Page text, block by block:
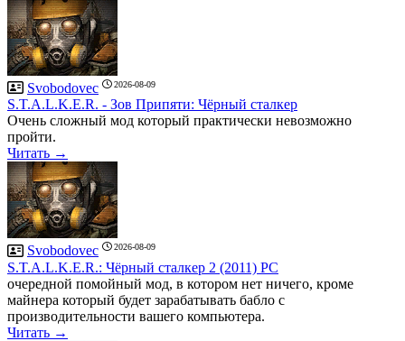
Svobodovec 2026-08-09
S.T.A.L.K.E.R. - Зов Припяти: Чёрный сталкер
Очень сложный мод который практически невозможно
пройти.
Читать →
Svobodovec 2026-08-09
S.T.A.L.K.E.R.: Чёрный сталкер 2 (2011) PC
очередной помойный мод, в котором нет ничего, кроме
майнера который будет зарабатывать бабло с
производительности вашего компьютера.
Читать →